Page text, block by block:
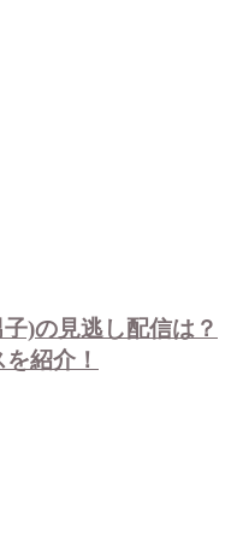
)の見逃し配信は？
紹介！